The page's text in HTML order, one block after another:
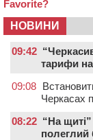
НОВИНИ
09:42
тарифи
09:08
Черкасах
08:22 “На
полеглий